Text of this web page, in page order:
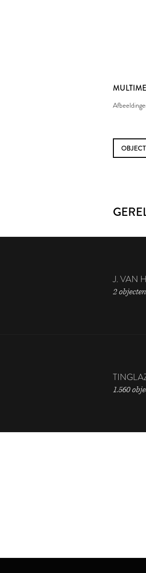
J. VAN
2 objecten
1.560